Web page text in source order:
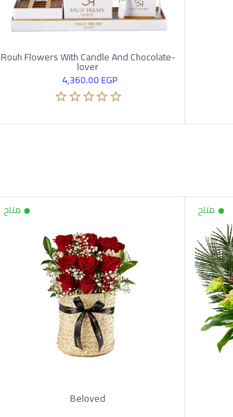
Rouh Flowers With Candle And Chocolate-
lover
4,360.00EGP
Beloved